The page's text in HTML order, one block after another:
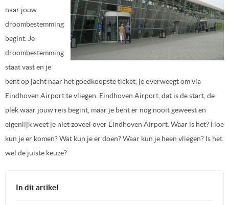
naar jouw
droombestemming
begint. Je
droombestemming
staat vast en je
bent op jacht naar het goedkoopste ticket, je overweegt om via
Eindhoven Airport te vliegen. Eindhoven Airport, dat is de start, de
plek waar jouw reis begint, maar je bent er nog nooit geweest en
eigenlijk weet je niet zoveel over Eindhoven Airport. Waar is het? Hoe
kun je er komen? Wat kun je er doen? Waar kun je heen vliegen? Is het
wel de juiste keuze?
In dit artikel